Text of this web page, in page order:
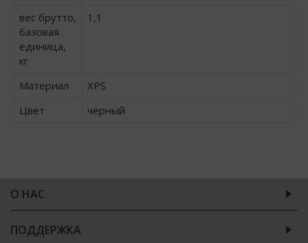
вес брутто,
базовая
единица,
кг
1,1
Материал
XPS
Цвет
чёрный
О НАС
ПОДДЕРЖКА